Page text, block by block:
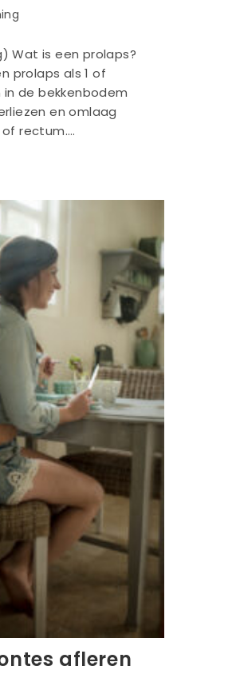
Wat is een prolaps?
prolaps als 1 of
de bekkenbodem
en omlaag
of rectum.…
afleren